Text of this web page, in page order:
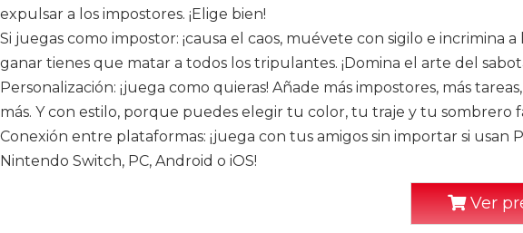
expulsar a los impostores. ¡Elige bien!
Si juegas como impostor: ¡causa el caos, muévete con sigilo e incrimina a
ganar tienes que matar a todos los tripulantes. ¡Domina el arte del
Personalización: ¡juega como quieras! Añade más impostores, más
más. Y con estilo, porque puedes elegir tu color, tu traje y tu sombrero
Conexión entre plataformas: ¡juega con tus amigos sin importar si usan
Nintendo Switch, PC, Android o iOS!
Ver